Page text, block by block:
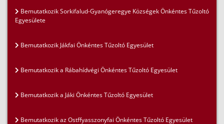
Bemutatkozik Sorkifalud-Gyanógeregye Községek Önkéntes Tűzoltó
Egyesülete
Bemutatkozik Jákfai Önkéntes Tűzoltó Egyesület
Bemutatkozik a Rábahídvégi Önkéntes Tűzoltó Egyesület
Bemutatkozik a Jáki Önkéntes Tűzoltó Egyesület
Bemutatkozik az Ostffyasszonyfai Önkéntes Tűzoltó Egyesület